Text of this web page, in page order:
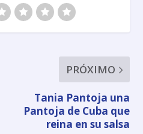
PRÓXIMO
Tania Pantoja una
Pantoja de Cuba que
reina en su salsa